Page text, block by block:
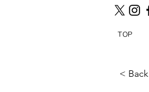
TOP
< Back